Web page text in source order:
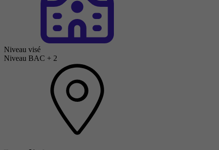
Niveau visé
Niveau BAC + 2